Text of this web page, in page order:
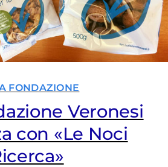
FONDAZIONE
Veronesi
con «Le Noci